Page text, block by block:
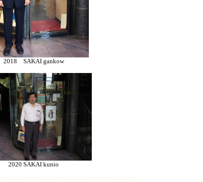
2018 SAKAI gankow
2020 SAKAI kunio